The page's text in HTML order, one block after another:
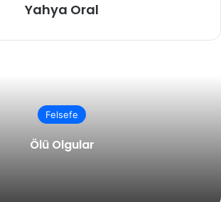
Yahya Oral
Felsefe
Ölü Olgular